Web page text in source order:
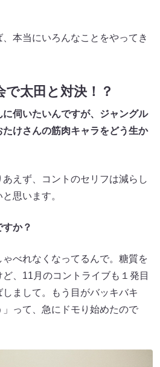
本当にいろんなことをやってき
太田と対決！？
伺いたいんですが、ジャングル
けさんの筋肉キャラをどう生か
えず、コントのセリフは減らし
思います。
か？
べれなくなってるんで。糖質を
、11月のコントライブも１発目
まして。もう目がバッキバキ
って、急にドモり始めたので